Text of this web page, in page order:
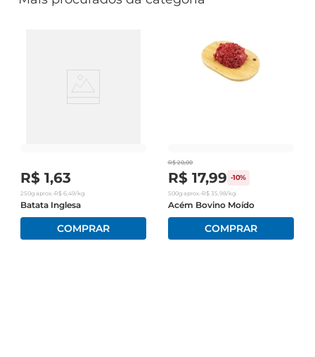
R$ 1,63
250g aprox. •R$ 6,49/kg
Batata Inglesa
R$ 20,00
R$ 17,99 -10%
500gaprox. •R$ 35,98/kg
Acém Bovino Moído